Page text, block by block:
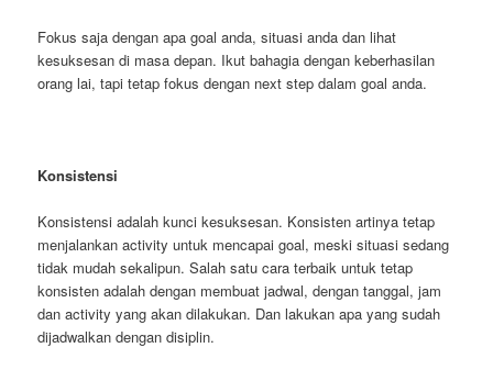
Fokus saja dengan apa goal anda, situasi anda dan lihat
kesuksesan di masa depan. Ikut bahagia dengan keberhasilan
orang lai, tapi tetap fokus dengan next step dalam goal anda.
Konsistensi
Konsistensi adalah kunci kesuksesan. Konsisten artinya tetap
menjalankan activity untuk mencapai goal, meski situasi sedang
tidak mudah sekalipun. Salah satu cara terbaik untuk tetap
konsisten adalah dengan membuat jadwal, dengan tanggal, jam
dan activity yang akan dilakukan. Dan lakukan apa yang sudah
dijadwalkan dengan disiplin.